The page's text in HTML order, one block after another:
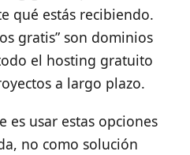
qué estás recibiendo.
gratis” son dominios
el hosting gratuito
a largo plazo.
es usar estas opciones
no como solución